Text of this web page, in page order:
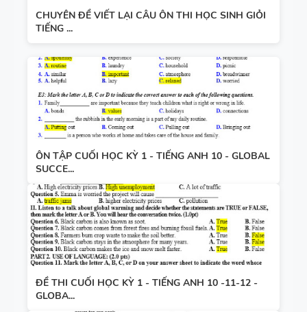
CHUYÊN ĐỀ VIẾT LẠI CÂU ÔN THI HỌC SINH GIỎI
TIẾNG ...
ÔN TẬP CUỐI HỌC KỲ 1 - TIẾNG ANH 10 - GLOBAL
SUCCE...
ĐỀ THI CUỐI HỌC KỲ 1 - TIẾNG ANH 10 -11-12 -
GLOBA...